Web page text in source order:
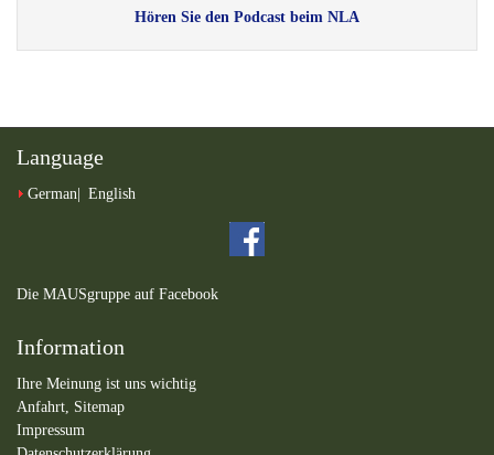
Hören Sie den Podcast beim NLA
Language
German English
Die MAUSgruppe auf Facebook
Information
Ihre Meinung ist uns wichtig
Anfahrt, Sitemap
Impressum